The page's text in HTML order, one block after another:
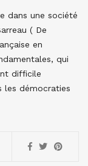
dans une société
( De
en
qui
difficile
les démocraties